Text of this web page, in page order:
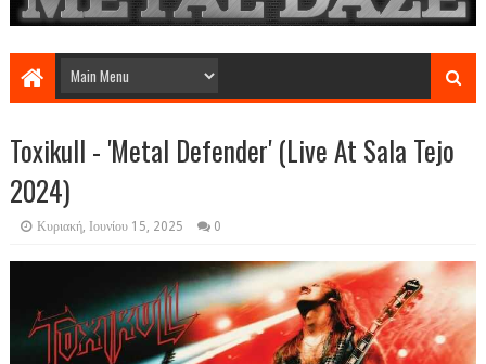
Toxikull - 'Metal Defender' (Live At Sala Tejo
2024)
Κυριακή, Ιουνίου 15, 2025 0